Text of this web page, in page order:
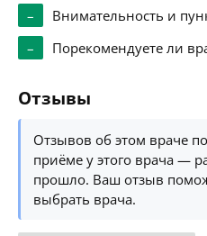
–
Внимательность и
–
Порекомендуете ли
Отзывы
Отзывов об этом враче
приёме у этого врача —
прошло. Ваш отзыв
выбрать врача.